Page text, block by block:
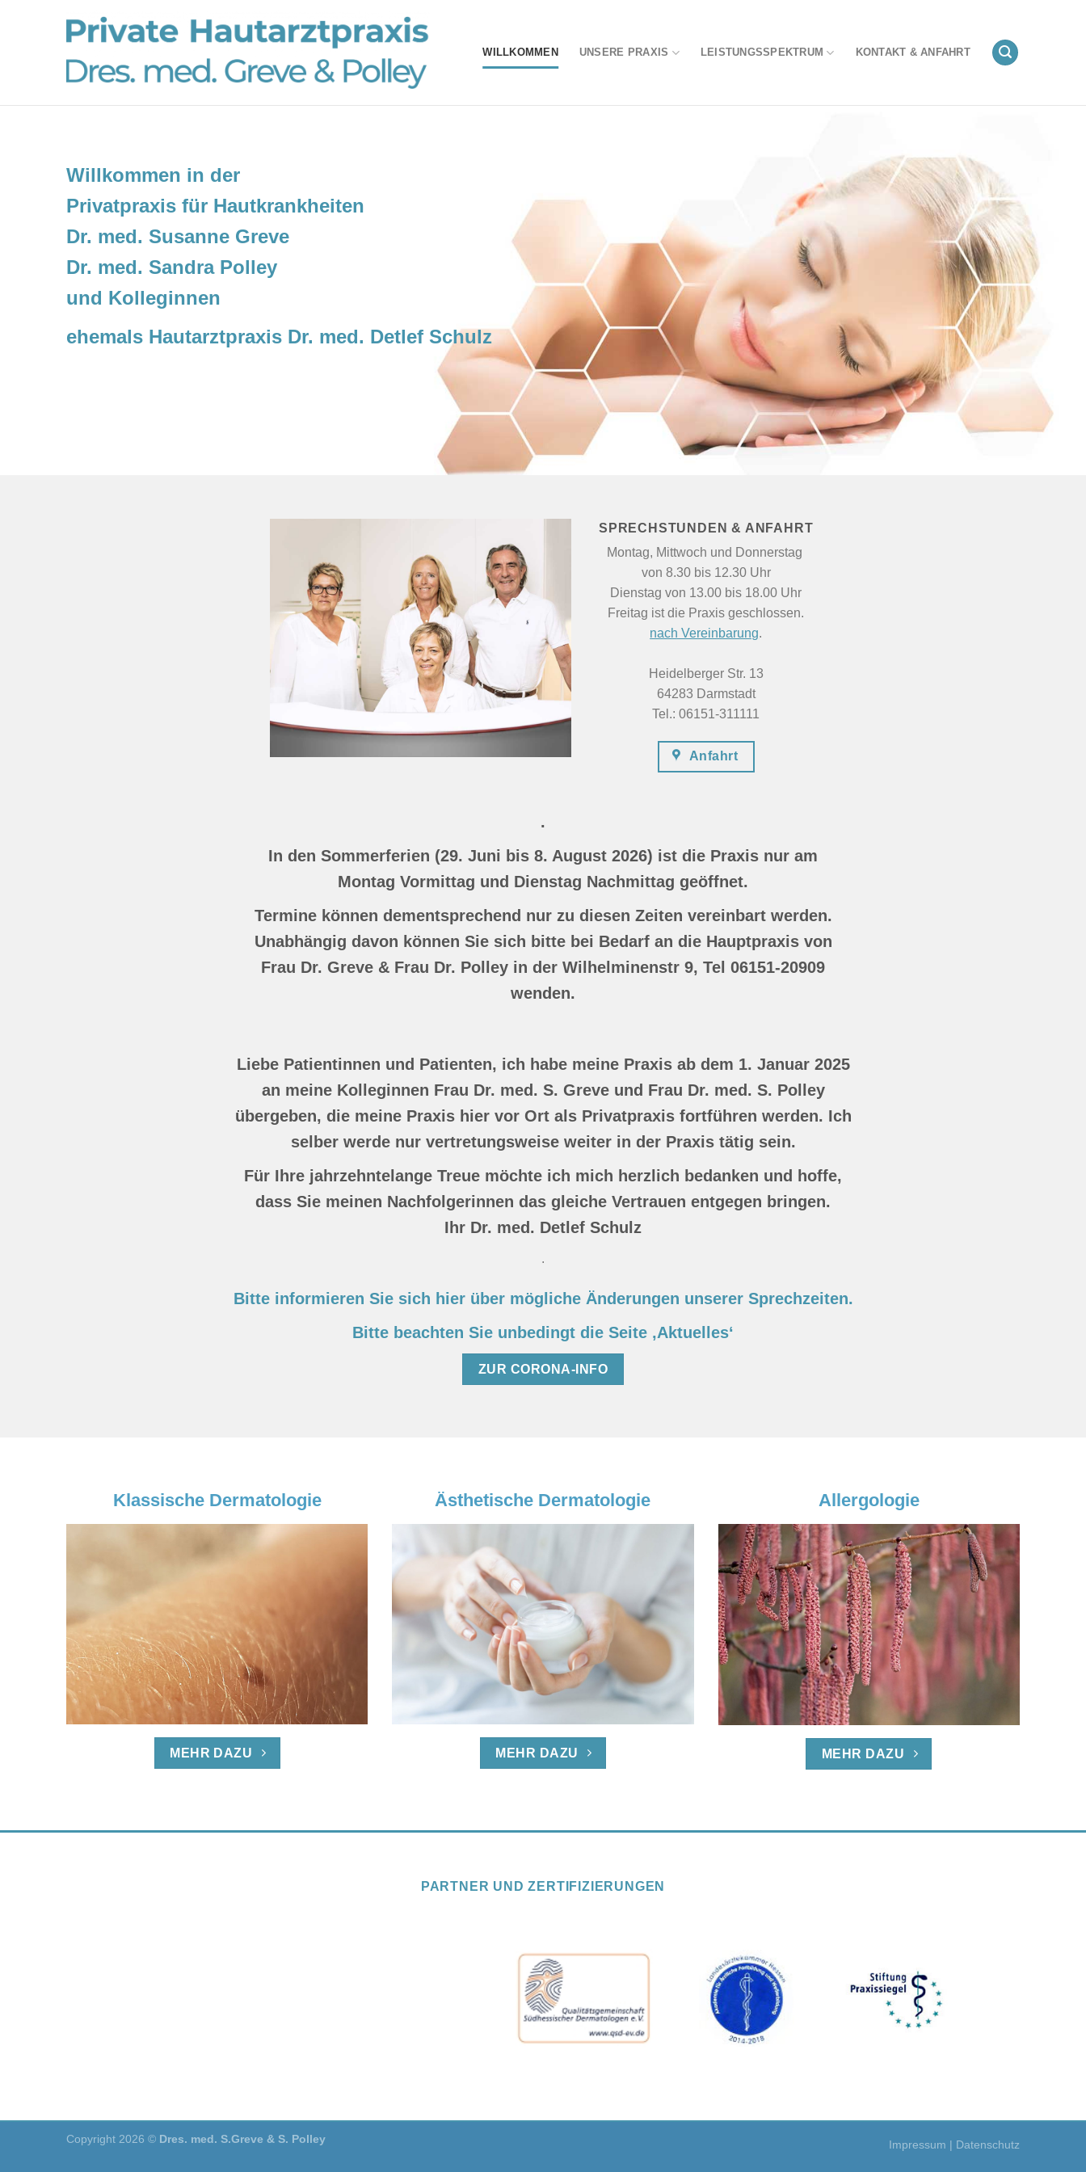
WILLKOMMEN UNSERE PRAXIS LEISTUNGSSPEKTRUM KONTAKT & ANFAHRT
Willkommen in der
Privatpraxis für Hautkrankheiten
Dr. med. Susanne Greve
Dr. med. Sandra Polley
und Kolleginnen
ehemals Hautarztpraxis Dr. med. Detlef Schulz
SPRECHSTUNDEN & ANFAHRT
Montag, Mittwoch und Donnerstag
von 8.30 bis 12.30 Uhr
Dienstag von 13.00 bis 18.00 Uhr
Freitag ist die Praxis geschlossen.
nach Vereinbarung.
Heidelberger Str. 13
64283 Darmstadt
Tel.: 06151-311111
Anfahrt
.
In den Sommerferien (29. Juni bis 8. August 2026) ist die Praxis nur am
Montag Vormittag und Dienstag Nachmittag geöffnet.
Termine können dementsprechend nur zu diesen Zeiten vereinbart werden.
Unabhängig davon können Sie sich bitte bei Bedarf an die Hauptpraxis von
Frau Dr. Greve & Frau Dr. Polley in der Wilhelminenstr 9, Tel 06151-20909
wenden.
Liebe Patientinnen und Patienten, ich habe meine Praxis ab dem 1. Januar 2025
an meine Kolleginnen Frau Dr. med. S. Greve und Frau Dr. med. S. Polley
übergeben, die meine Praxis hier vor Ort als Privatpraxis fortführen werden. Ich
selber werde nur vertretungsweise weiter in der Praxis tätig sein.
Für Ihre jahrzehntelange Treue möchte ich mich herzlich bedanken und hoffe,
dass Sie meinen Nachfolgerinnen das gleiche Vertrauen entgegen bringen.
Ihr Dr. med. Detlef Schulz
.
Bitte informieren Sie sich hier über mögliche Änderungen unserer Sprechzeiten.
Bitte beachten Sie unbedingt die Seite ‚Aktuelles‘
ZUR CORONA-INFO
Klassische Dermatologie
MEHR DAZU
Ästhetische Dermatologie
MEHR DAZU
Allergologie
MEHR DAZU
PARTNER UND ZERTIFIZIERUNGEN
Impressum | Datenschutz
Copyright 2026 © Dres. med. S.Greve & S. Polley